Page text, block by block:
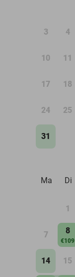
3 4
10 11
17 18
24 25
31
Ma
Di
1
7 8
€109
14 15